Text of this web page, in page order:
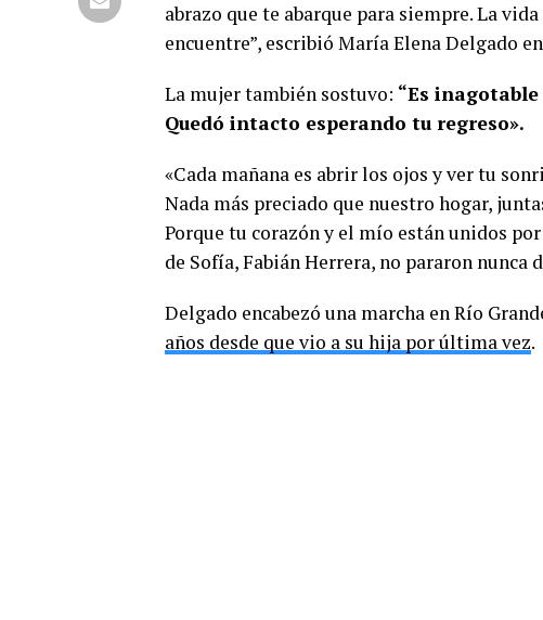
abrazo que te abarque para siempre. La
encuentre”, escribió María Elena Delgado
La mujer también sostuvo: “Es
Quedó intacto esperando tu regreso».
«Cada mañana es abrir los ojos y ver tu
Nada más preciado que nuestro hogar,
Porque tu corazón y el mío están unidos
de Sofía, Fabián Herrera, no pararon nunca
Delgado encabezó una marcha en Río
años desde que vio a su hija por última vez.